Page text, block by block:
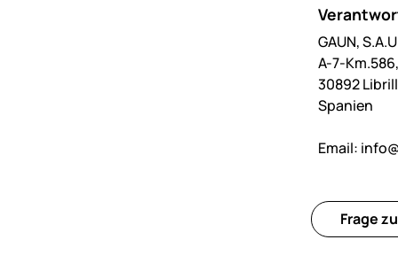
GAUN,
A-7-
30892
Spanien
Email:
Frage